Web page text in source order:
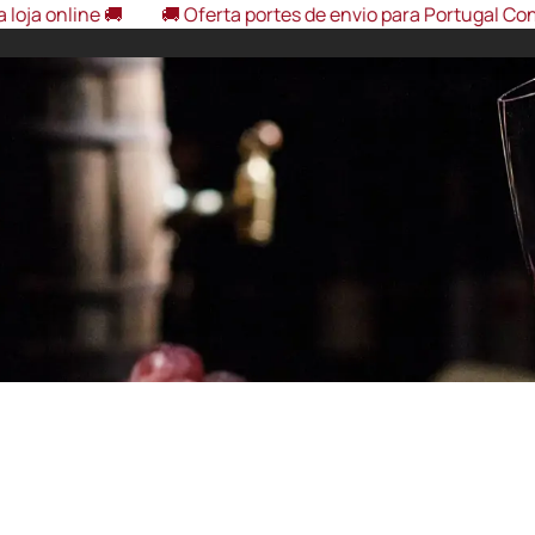
🚚 🚚 Oferta portes de envio para Portugal
Interior